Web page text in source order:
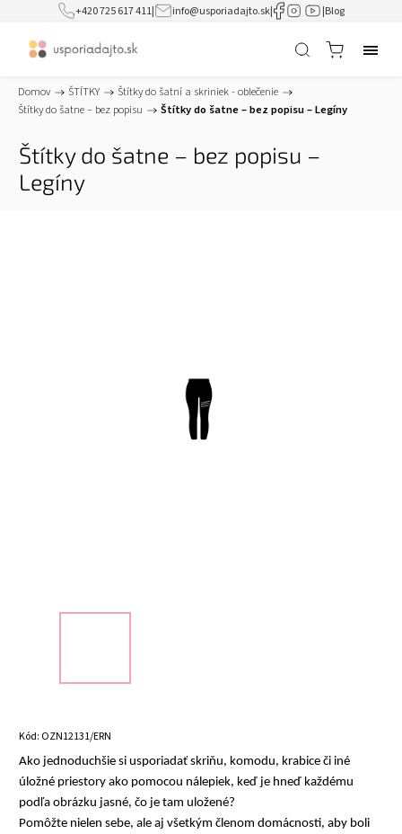
+420 725 617 411| info@usporiadajto.sk| |Blog
Domov / ŠTÍTKY / Štítky do šatní a skriniek - oblečenie /
Štítky do šatne – bez popisu / Štítky do šatne – bez popisu – Legíny
Štítky do šatne – bez popisu –
Legíny
Kód: OZN12131/ERN
Ako jednoduchšie si usporiadať skriňu, komodu, krabice či iné
úložné priestory ako pomocou nálepiek, keď je hneď každému
podľa obrázku jasné, čo je tam uložené?
Pomôžte nielen sebe, ale aj všetkým členom domácnosti, aby boli